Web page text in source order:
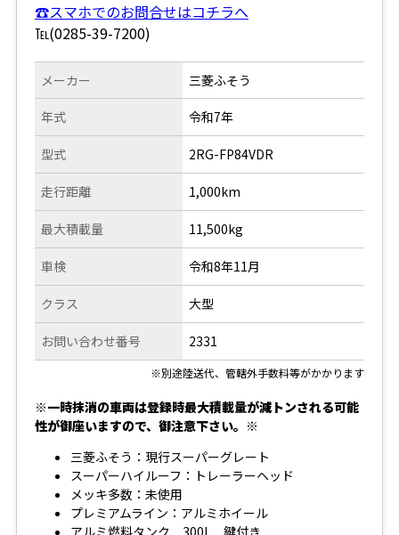
☎スマホでのお問合せはコチラへ
℡(0285-39-7200)
メーカー
年式
型式
走行距離
三菱ふそう
令和7年
2RG-FP84VDR
1,000km
最大積載量
車検
クラス
お問い合わせ番号
11,500kg
令和8年11月
大型
2331
※別途陸送代、管轄外手数料等がかかります
※一時抹消の車両は登録時最大積載量が減トンされる可能
性が御座いますので、御注意下さい。※
三菱ふそう：現行スーパーグレート
スーパーハイルーフ：トレーラーヘッド
メッキ多数：未使用
プレミアムライン：アルミホイール